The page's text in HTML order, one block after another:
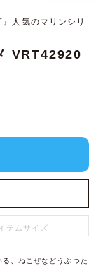
人気のマリンシリ
VRT42920
テムサイズ
、ねこぜなどうぶつた